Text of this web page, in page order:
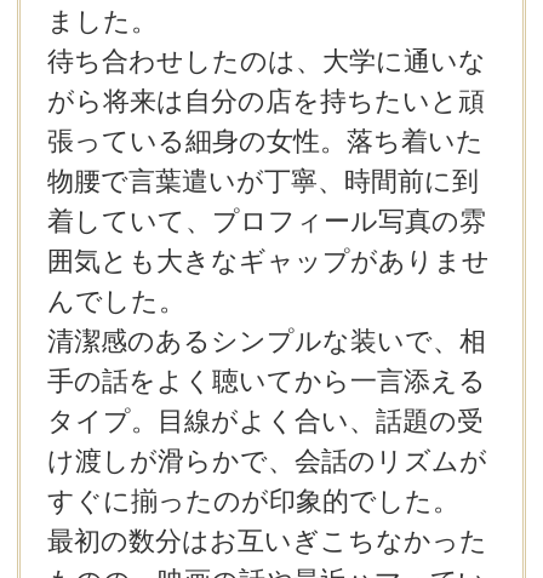
ました。
待ち合わせしたのは、大学に通いな
がら将来は自分の店を持ちたいと頑
張っている細身の女性。落ち着いた
物腰で言葉遣いが丁寧、時間前に到
着していて、プロフィール写真の雰
囲気とも大きなギャップがありませ
んでした。
清潔感のあるシンプルな装いで、相
手の話をよく聴いてから一言添える
タイプ。目線がよく合い、話題の受
け渡しが滑らかで、会話のリズムが
すぐに揃ったのが印象的でした。
最初の数分はお互いぎこちなかった